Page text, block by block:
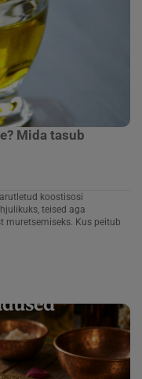
Mida tasub
koostisosi
teised aga
muretsemiseks. Kus peitub